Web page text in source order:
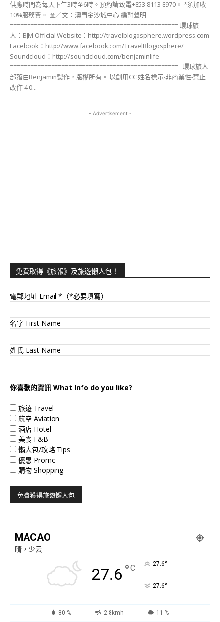
供應時間為每天下午3時至6時。預約請致電+853 8113 8970。 *須加收
10%服務費。 圖／文：澳門金沙城中心 編輯聲明
================================================= 環球旅
人：BJM Official Website：http://travelblogosphere.wordpress.com
Facebook：http://www.facebook.com/TravelBlogosphere/
Soundcloud：http://soundcloud.com/benjaminlife
================================================= 環球旅人
部落由Benjamin製作，版權所有。 以創用CC 姓名標示-非商業性-禁止
改作 4.0...
- Advertisement -
免費取得《旅報》及旅遊懶人包！
電郵地址 Email *（*必要填寫）
名字 First Name
姓氏 Last Name
你喜歡的資訊 What Info do you like?
旅遊 Travel
航空 Aviation
酒店 Hotel
美食 F&B
懶人包/攻略 Tips
優惠 Promo
購物 Shopping
MACAO
晴，少云
27.6 °C 27.6°
27.6°
80 % 2.8kmh 11 %